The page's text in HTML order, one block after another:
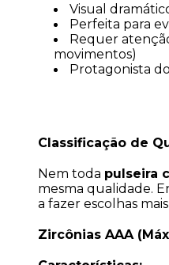
Visual
Perfeita para
Requer
movimentos)
Protagonista
Classificação de
Nem toda pulseira
mesma qualidade.
a fazer escolhas
Zircônias AAA